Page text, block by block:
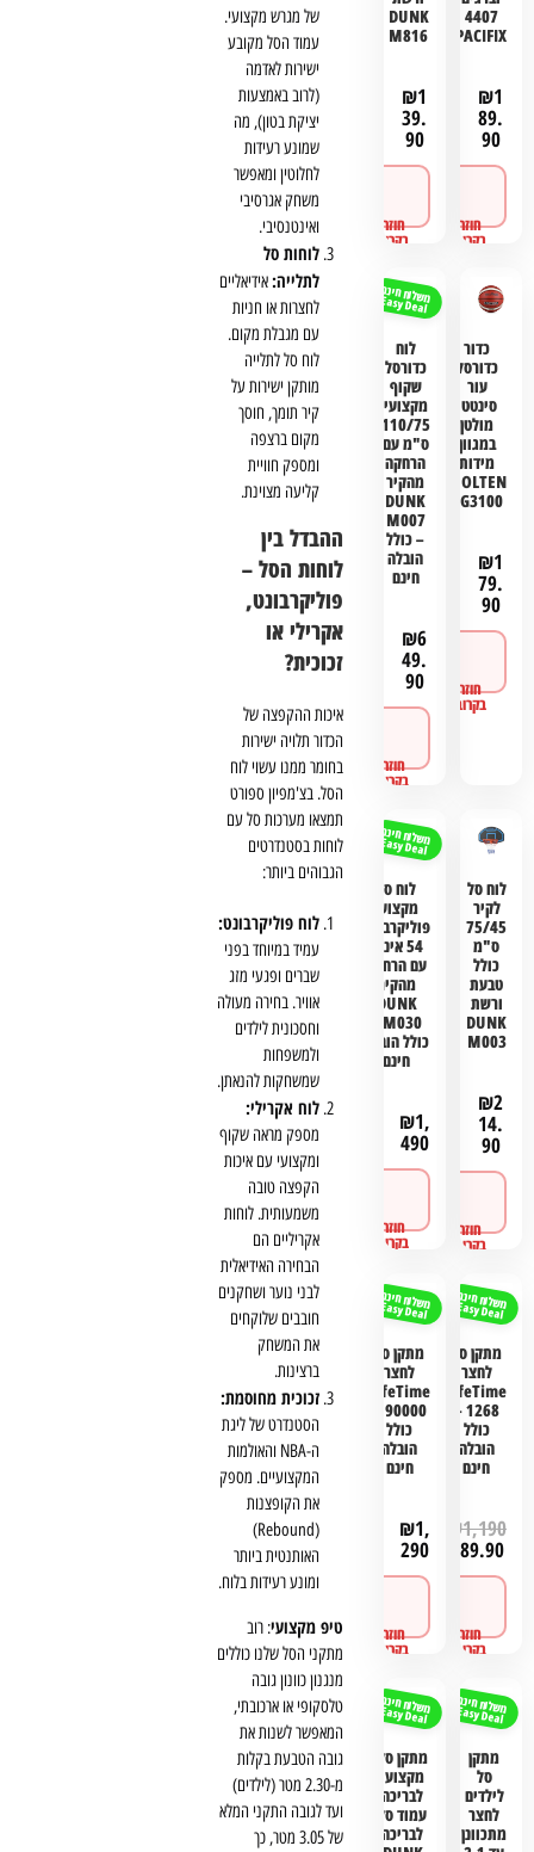
4407
PACIFIX
₪1
89.
90
DUNK
M816
₪1
39.
90
כדור
כדורסל
עור
סינטטי
מולטן
במגוון
מידות
MOLTEN
BG3100
₪1
79.
90
משלוח חינם
Easy Deal
לוח
כדורסל
שקוף
מקצועי
110/75
ס"מ עם
הרחקה
מהקיר
DUNK
M007
– כולל
הובלה
חינם
₪6
49.
90
לוח סל
לקיר
75/45
ס"מ
כולל
טבעת
ורשת
DUNK
M003
₪2
14.
90
משלוח חינם
Easy Deal
לוח סל
מקצועי
פוליקרבונט
54 אינץ'
עם הרחקה
מהקיר
DUNK
כולל הובלה
חינם
₪1,
490
משלוח חינם
Easy Deal
מתקן סל
לחצר
LifeTime
1268 –
כולל
הובלה
חינם
₪1,190
889.90
משלוח חינם
Easy Deal
מתקן סל
לחצר
LifeTime
כולל
הובלה
חינם
₪1,
290
משלוח חינם
Easy Deal
מתקן
סל
לילדים
לחצר
מתכוונן
משלוח חינם
Easy Deal
מתקן סל
מקצועי
לבריכה
עמוד סל
לבריכה
של מגרש מקצועי.
עמוד הסל מקובע
ישירות לאדמה
(לרוב באמצעות
יציקת בטון), מה
שמונע רעידות
לחלוטין ומאפשר
משחק אגרסיבי
ואינטנסיבי.
לוחות סל
לתלייה:אידיאליים
לחצרות או חניות
עם מגבלת מקום.
לוח סל לתלייה
מותקן ישירות על
קיר תומך, חוסך
מקום ברצפה
ומספק חוויית
קליעה מצוינת.
ההבדל בין
לוחות הסל –
פוליקרבונט,
אקרילי או
זכוכית?
איכות ההקפצה של
הכדור תלויה ישירות
בחומר ממנו עשוי לוח
הסל. בצ'מפיון ספורט
תמצאו מערכות סל עם
לוחות בסטנדרטים
הגבוהים ביותר:
לוח פוליקרבונט:
עמיד במיוחד בפני
שברים ופגעי מזג
אוויר. בחירה מעולה
וחסכונית לילדים
ולמשפחות
שמשחקות להנאתן.
לוח אקרילי:
מספק מראה שקוף
ומקצועי עם איכות
הקפצה טובה
משמעותית. לוחות
אקריליים הם
הבחירה האידיאלית
לבני נוער ושחקנים
חובבים שלוקחים
את המשחק
ברצינות.
זכוכית מחוסמת:
הסטנדרט של ליגת
ה-NBA והאולמות
המקצועיים. מספק
את הקופצנות
(Rebound)
האותנטית ביותר
ומונע רעידות בלוח.
טיפ מקצועי: רוב
מתקני הסל שלנו כוללים
מנגנון כוונון גובה
טלסקופי או ארכובתי,
המאפשר לשנות את
גובה הטבעת בקלות
מ-2.30 מטר (לילדים)
ועד לגובה התקני המלא
של 3.05 מטר, כך